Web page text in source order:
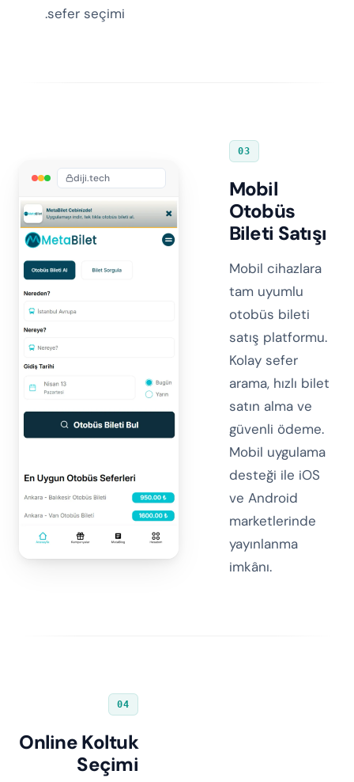
sefer seçimi.
diji.tech
03
Mobil
Otobüs
Bileti Satışı
Mobil cihazlara
tam uyumlu
otobüs bileti
satış platformu.
Kolay sefer
arama, hızlı bilet
satın alma ve
güvenli ödeme.
Mobil uygulama
desteği ile iOS
ve Android
marketlerinde
yayınlanma
imkânı.
04
Online Koltuk
Seçimi